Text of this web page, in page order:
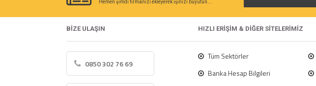
Hemen şimdi firmanızı ekleyerek işinizi büyütün...
BİZE ULAŞIN HIZLI ERİŞİM & DİĞER SİTELERİMİZ
0850 302 76 69
Tüm Sektörler
Banka Hesap Bilgileri